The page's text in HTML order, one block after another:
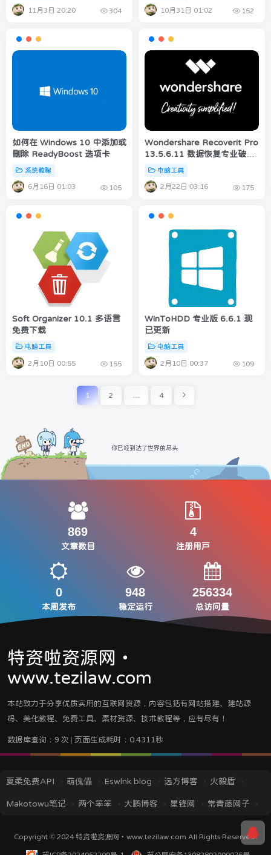
11月3日 20:20 304 10月31日 01:02 152
如何在 Windows 10 中添加或
删除 ReadyBoost 选项卡
系统教程
6月16日 01:03 105
Wondershare Recoverit Pro
13.5.6.11 数据恢复专业破解
电脑工具
2月22日 03:16 175
Soft Organizer 10.1 多语言
免费下载
电脑工具
2月10日 00:55 155
WinToHDD 专业版 6.6.1 现
已更新
电脑工具
2月10日 00:37 109
1 2 4
你已经到达了世界的尽头
869
文章数目
4
注册用户
0
本周发布
948
稳定运行
256334
总访问量
特资啦资源网・
www.tezilaw.com
本站致力于分享优质实用的互联网资源，内容包括有网站搭建、建站源
码、美化教程、免费工具、素材资源、技术教程等，应有尽有！
数据库查询：9 次 | 页面生成耗时：0.4311秒
夏柔免费API 萌傀儡 Eswlnk blog 远方博客 火毅盾
Makotowu笔记 两个笨笨 大鹏博客 星锋网 常青藤网子
TITAIKE
黎洛云科技
Copyright © 2024特资啦资源网・www.tezilaw.com All Rights Reserved.